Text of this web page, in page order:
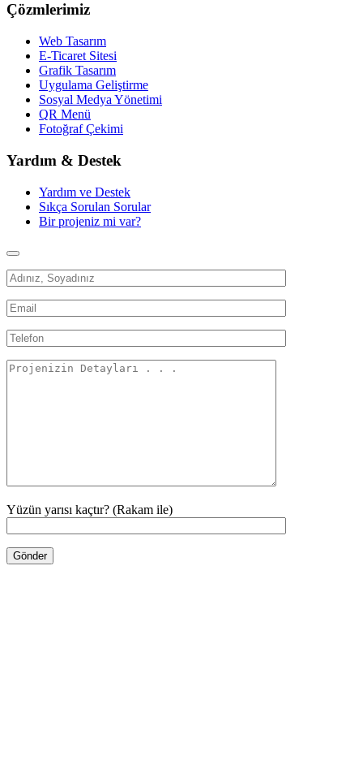
Çözmlerimiz
Web Tasarım
E-Ticaret Sitesi
Grafik Tasarım
Uygulama Geliştirme
Sosyal Medya Yönetimi
QR Menü
Fotoğraf Çekimi
Yardım & Destek
Yardım ve Destek
Sıkça Sorulan Sorular
Bir projeniz mi var?
Yüzün yarısı kaçtır? (Rakam ile)